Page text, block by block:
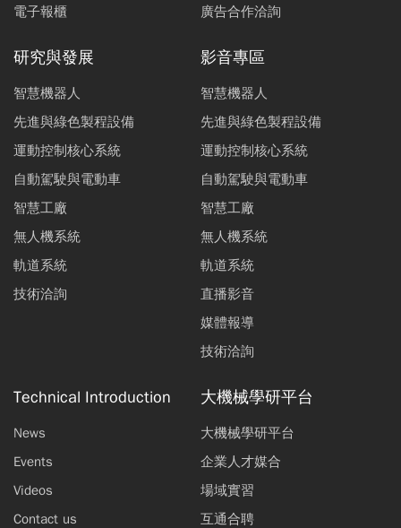
電子報櫃
廣告合作洽詢
研究與發展
智慧機器人
先進與綠色製程設備
運動控制核心系統
自動駕駛與電動車
智慧工廠
無人機系統
軌道系統
技術洽詢
影音專區
智慧機器人
先進與綠色製程設備
運動控制核心系統
自動駕駛與電動車
智慧工廠
無人機系統
軌道系統
直播影音
媒體報導
技術洽詢
Technical Introduction
News
Events
Videos
Contact us
大機械學研平台
大機械學研平台
企業人才媒合
場域實習
互通合聘